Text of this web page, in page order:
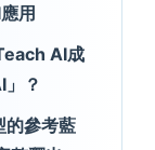
用
AI成
？
的參考藍